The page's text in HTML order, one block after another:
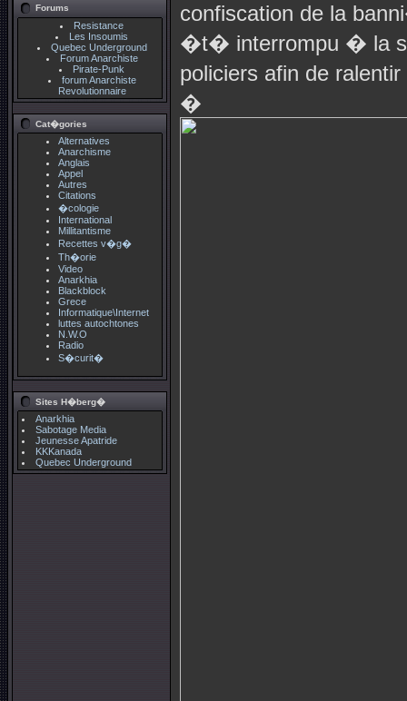
Forums
Resistance
Les Insoumis
Quebec Underground
Forum Anarchiste
Pirate-Punk
forum Anarchiste
Revolutionnaire
Cat�gories
Alternatives
Anarchisme
Anglais
Appel
Autres
Citations
�cologie
International
Millitantisme
Recettes v�g�
Th�orie
Video
Anarkhia
Blackblock
Grece
Informatique\Internet
luttes autochtones
N.W.O
Radio
S�curit�
Sites H�berg�
Anarkhia
Sabotage Media
Jeunesse Apatride
KKKanada
Quebec Underground
confiscation de la
�t� interrompu � la
policiers afin de
�